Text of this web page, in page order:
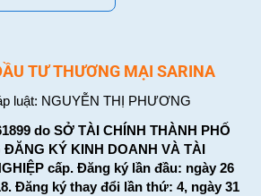
TƯ THƯƠNG MẠI SARINA
luật: NGUYỄN THỊ PHƯƠNG
do SỞ TÀI CHÍNH THÀNH PHỐ
ĐĂNG KÝ KINH DOANH VÀ TÀI
cấp. Đăng ký lần đầu: ngày 26
Đăng ký thay đổi lần thứ: 4, ngày 31